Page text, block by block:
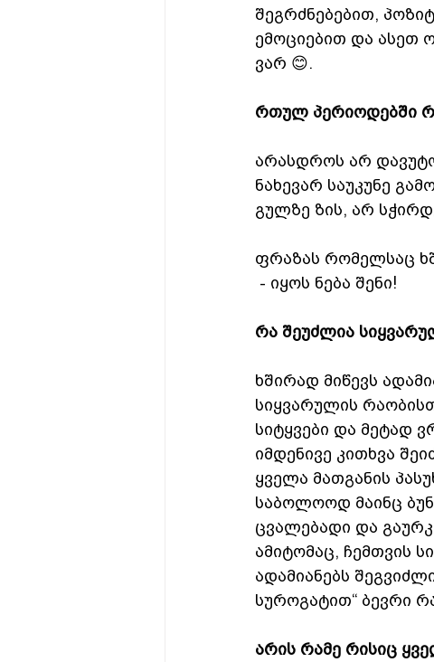
შეგრძნებებით,
ემოციებით და ასეთ
ვარ 😊.
რთულ პერიოდებში
არასდროს არ
ნახევარ საუკუნე
გულზე ზის, არ
ფრაზას რომელსაც
- იყოს ნება შენი!
რა შეუძლია
ხშირად მიწევს
სიყვარულის
სიტყვები და მეტად
იმდენივე კითხვა
ყველა მათგანის
საბოლოოდ მაინც
ცვალებადი და
ამიტომაც, ჩემთვის
ადამიანებს
სუროგატით“ ბევრი
არის რამე რისიც